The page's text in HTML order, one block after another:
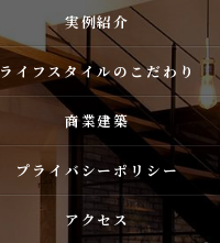
実例紹介
ライフスタイルのこだわり
商業建築
プライバシーポリシー
アクセス